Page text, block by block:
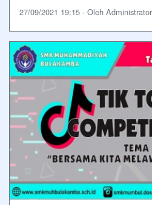
27/09/2021 19:15 - Oleh